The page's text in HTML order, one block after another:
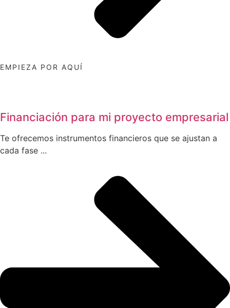
EMPIEZA POR AQUÍ
Financiación para mi proyecto empresarial
Te ofrecemos instrumentos financieros que se ajustan a
cada fase ...